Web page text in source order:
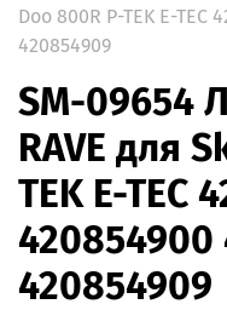
Doo 800R P-TEK E-TEC
420854909
SM-09654
RAVE для
TEK E-TEC
420854900
420854909